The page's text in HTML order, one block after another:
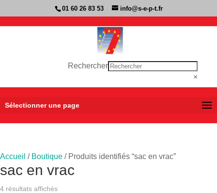
01 60 26 83 53 info@s-e-p-t.fr
Rechercher
×
Sélectionner une page
Accueil / Boutique / Produits identifiés “sac en vrac”
sac en vrac
4 résultats affichés